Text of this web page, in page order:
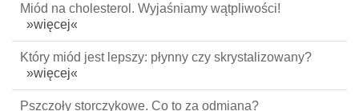
Miód na cholesterol. Wyjaśniamy wątpliwości!
»więcej«
Który miód jest lepszy: płynny czy skrystalizowany?
»więcej«
Pszczoły storczykowe. Co to za odmiana?